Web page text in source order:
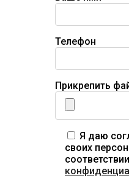
Телефон
Прикрепить
Я даю
своих